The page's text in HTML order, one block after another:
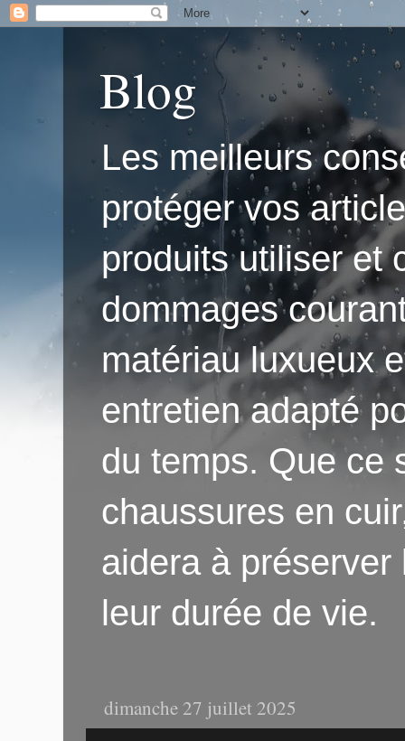
Blog
Les meilleurs
protéger vos
produits utiliser et
dommages
matériau luxueux
entretien adapté
du temps. Que ce
chaussures en
aidera à
leur durée de vie.
dimanche 27 juillet 2025